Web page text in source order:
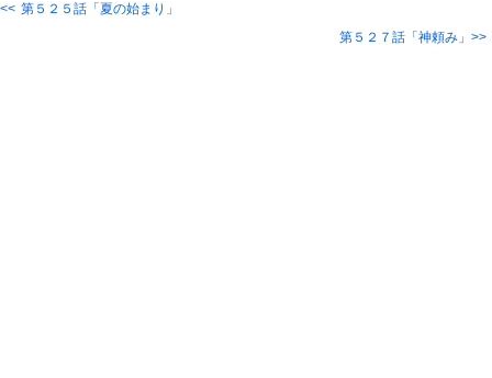
第５２５話「夏の始まり」
第５２７話「神頼み」